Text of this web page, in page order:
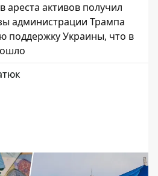
ареста активов получил
администрации Трампа
поддержку Украины, что в